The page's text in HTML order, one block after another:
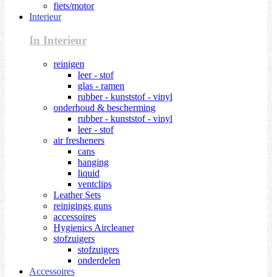
fiets/motor
Interieur
In Interieur
reinigen
leer - stof
glas - ramen
rubber - kunststof - vinyl
onderhoud & bescherming
rubber - kunststof - vinyl
leer - stof
air fresheners
cans
hanging
liquid
ventclips
Leather Sets
reinigings guns
accessoires
Hygienics Aircleaner
stofzuigers
stofzuigers
onderdelen
Accessoires